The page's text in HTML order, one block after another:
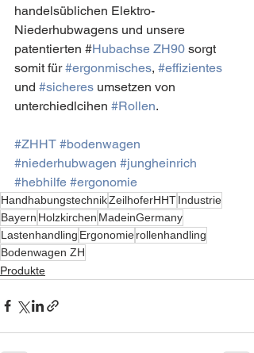
handelsüblichen Elektro-
Niederhubwagens und unsere
patentierten #Hubachse ZH90 sorgt
somit für #ergonmisches, #effizientes
und #sicheres umsetzen von
unterchiedlcihen #Rollen.
#ZHHT #bodenwagen
#niederhubwagen #jungheinrich
#hebhilfe #ergonomie
HandhabungstechnikZeilhoferHHTIndustrie
Bayern Holzkirchen MadeinGermany
Lastenhandling Ergonomierollenhandling
Bodenwagen ZH
Produkte